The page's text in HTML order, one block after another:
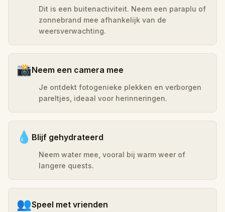
Dit is een buitenactiviteit. Neem een paraplu of
zonnebrand mee afhankelijk van de
weersverwachting.
📸Neem een camera mee
Je ontdekt fotogenieke plekken en verborgen
pareltjes, ideaal voor herinneringen.
💧 Blijf gehydrateerd
Neem water mee, vooral bij warm weer of
langere quests.
👥Speel met vrienden